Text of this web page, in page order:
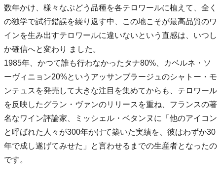
数年かけ、様々なぶどう品種を各テロワールに植えて、全く
の独学で試行錯誤を繰り返す中、この地こそが最高品質のワ
インを生み出すテロワールに違いないという直感は、いつし
か確信へと変わり ました。
1985年、かつて誰も行わなかったタナ80%、カベルネ・ソ
ーヴィニョン20%というアッサンブラージュのシャトー・モ
ンテュスを発売して大きな注目を集めてからも、テロワール
を反映したグラン・ヴァンのリリースを重ね、フランスの著
名なワイン評論家、ミッシェル・ベタンヌに「他のアイコン
と呼ばれた人々が300年かけて築いた実績を、彼はわずか30
年で成し遂げてみせた」と言わせるまでの生産者となったの
です。